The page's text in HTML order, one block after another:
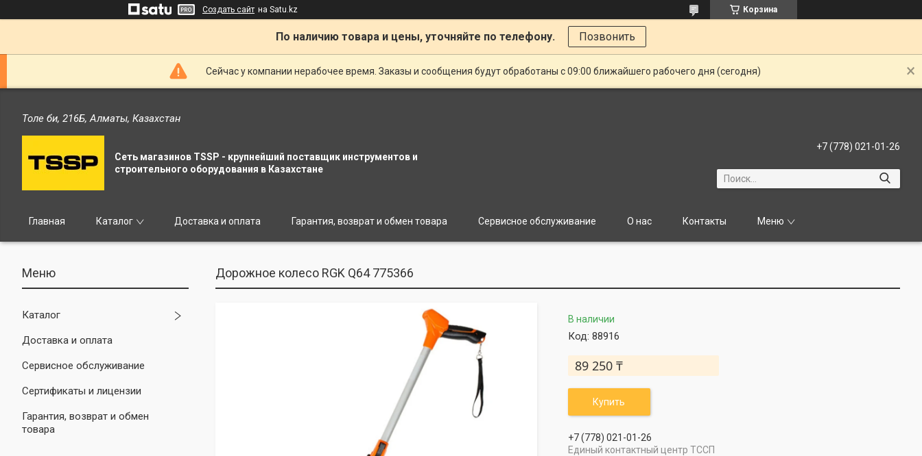
Создать сайт на Satu.kz Корзина
По наличию товара и цены, уточняйте по телефону. Позвонить
Сейчас у компании нерабочее время. Заказы и сообщения будут обработаны с 09:00 ближайшего рабочего дня (сегодня)
Толе би, 216Б, Алматы, Казахстан
Сеть магазинов TSSP - крупнейший поставщик инструментов и
строительного оборудования в Казахстане
+7 (778) 021-01-26
Главная Каталог Доставка и оплата Гарантия, возврат и обмен товара Сервисное обслуживание О нас Контакты Меню
Каталог
Доставка и оплата
Сервисное обслуживание
Сертификаты и лицензии
Гарантия, возврат и обмен
товара
Дорожное колесо RGK Q64 775366
В наличии
Код: 88916
89 250 ₸
Купить
+7 (778) 021-01-26
Единый контактный центр ТССП